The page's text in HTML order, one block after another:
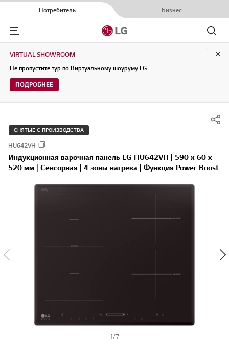
Потребитель Бизнес
Menu
Поиск
VIRTUAL SHOWROOM
Не пропустите тур по Виртуальному шоуруму LG
ПОДРОБНЕЕ
СНЯТЫЕ С ПРОИЗВОДСТВА
HU642VH
Индукционная варочная панель LG HU642VH | 590 x 60 x
520 мм | Сенсорная | 4 зоны нагрева | Функция Power Boost
1/7